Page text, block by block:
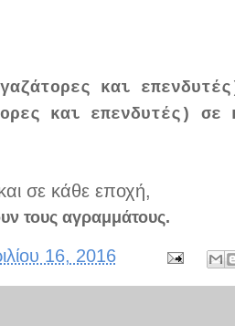
και
και επενδυτές) σε
σε κάθε εποχή,
τους αγραμμάτους.
16, 2016